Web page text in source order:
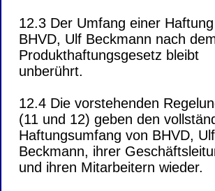
12.3 Der Umfang einer
BHVD, Ulf Beckmann nach
Produkthaftungsgesetz bleibt
unberührt.
12.4 Die vorstehenden
(11 und 12) geben den
Haftungsumfang von BHVD, Ulf
Beckmann, ihrer
und ihren Mitarbeitern wieder.